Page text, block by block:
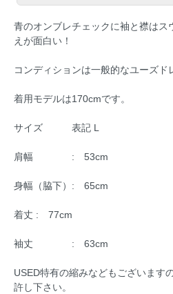
青のオンブレチェックに袖と襟はス
えが面白い！
コンディションは一般的なユーズド
着用モデルは170cmです。
サイズ 表記 L
肩幅 : 53cm
身幅（脇下）: 65cm
着丈 : 77cm
袖丈 : 63cm
USED特有の縮みなどもございます
許し下さい。